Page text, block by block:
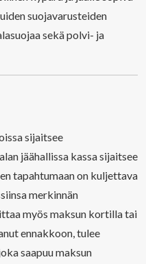
suojavarusteiden
sekä polvi- ja
sijaitsee
jäähallissa kassa sijaitsee
tapahtumaan on kuljettava
merkinnän
myös maksun kortilla tai
ennakkoon, tulee
saapuu maksun